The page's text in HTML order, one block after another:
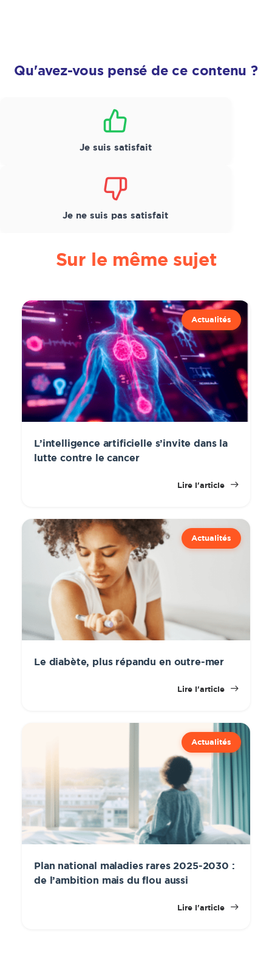
Qu'avez-vous pensé de ce contenu ?
Je suis satisfait
Je ne suis pas satisfait
Sur le même sujet
Actualités
L’intelligence artificielle s’invite dans la
lutte contre le cancer
Lire l'article
Actualités
Le diabète, plus répandu en outre-mer
Lire l'article
Actualités
Plan national maladies rares 2025-2030 :
de l’ambition mais du flou aussi
Lire l'article